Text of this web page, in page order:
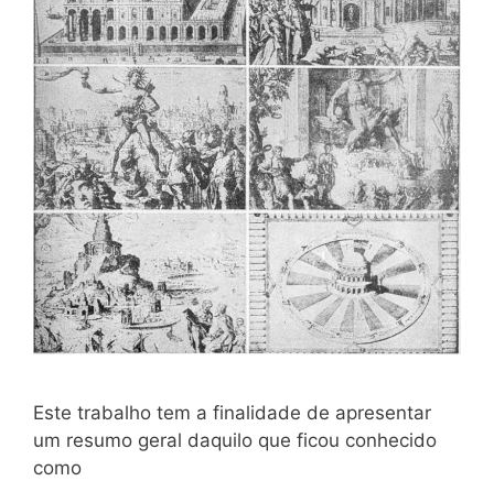
Este trabalho tem a finalidade de apresentar
um resumo geral daquilo que ficou conhecido
como